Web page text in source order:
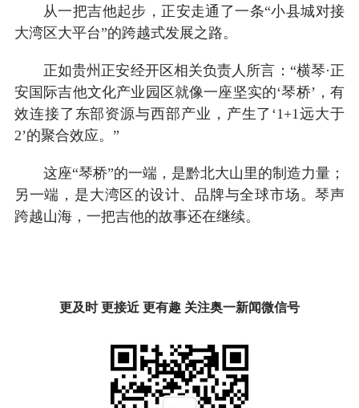
从一把吉他起步，正安走通了一条“小县城对接
大湾区大平台”的跨越式发展之路。
正如贵州正安经开区相关负责人所言：“横琴·正
安国际吉他文化产业园区就像一座坚实的‘琴桥’，有
效连接了东部资源与西部产业，产生了‘1+1远大于
2’的聚合效应。”
这座“琴桥”的一端，是黔北大山里的制造力量；
另一端，是大湾区的设计、品牌与全球市场。琴声
跨越山海，一把吉他的故事还在继续。
更及时 更接近 更有趣 关注奥一新闻微信号